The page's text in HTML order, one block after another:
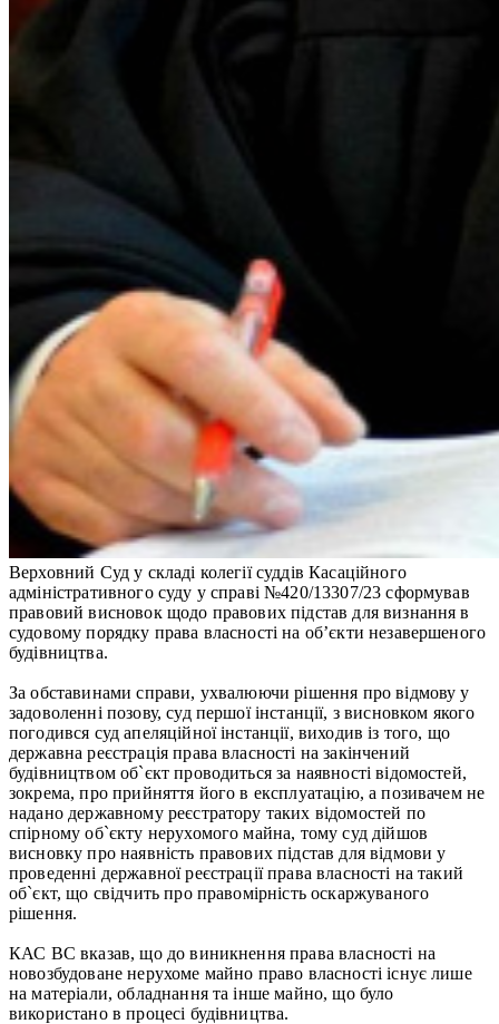
Верховний Суд у складі колегії суддів Касаційного
адміністративного суду у справі №420/13307/23 сформував
правовий висновок щодо правових підстав для визнання в
судовому порядку права власності на об’єкти незавершеного
будівництва.
За обставинами справи, ухвалюючи рішення про відмову у
задоволенні позову, суд першої інстанції, з висновком якого
погодився суд апеляційної інстанції, виходив із того, що
державна реєстрація права власності на закінчений
будівництвом об`єкт проводиться за наявності відомостей,
зокрема, про прийняття його в експлуатацію, а позивачем не
надано державному реєстратору таких відомостей по
спірному об`єкту нерухомого майна, тому суд дійшов
висновку про наявність правових підстав для відмови у
проведенні державної реєстрації права власності на такий
об`єкт, що свідчить про правомірність оскаржуваного
рішення.
КАС ВС вказав, що до виникнення права власності на
новозбудоване нерухоме майно право власності існує лише
на матеріали, обладнання та інше майно, що було
використано в процесі будівництва.